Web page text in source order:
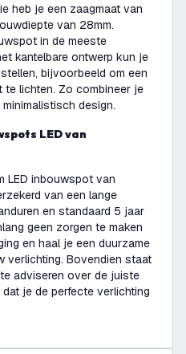
heb je een zaagmaat van
van 28mm.
in de meeste
kantelbare ontwerp kun je
bijvoorbeeld om een
lichten. Zo combineer je
design.
LED inbouwspot van
van een lange
en standaard 5 jaar
geen zorgen te maken
en haal je een duurzame
Bovendien staat
adviseren over de juiste
je de perfecte verlichting